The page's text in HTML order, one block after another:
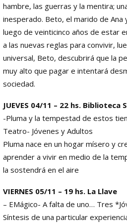
hambre, las guerras y la mentira;
inesperado. Beto, el marido de
luego de veinticinco años de estar
a las nuevas reglas para convivir,
universal, Beto, descubrirá que la
muy alto que pagar e intentará
sociedad.
JUEVES 04/11 – 22 hs. Biblioteca
-Pluma y la tempestad de estos
Teatro- Jóvenes y Adultos
Pluma nace en un hogar mísero y
aprender a vivir en medio de la
la sostendrá en el aire
VIERNES 05/11 – 19 hs. La Llave
– EMágico- A falta de uno… Tres
Síntesis de una particular